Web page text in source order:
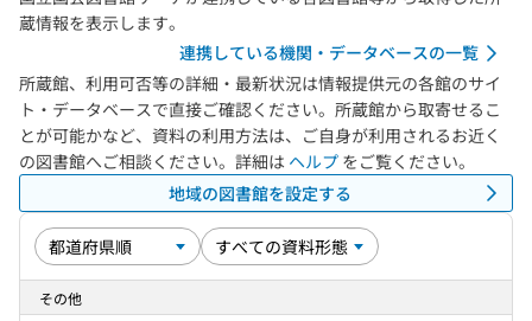
蔵情報を表示します。
連携している機関・データベースの一覧
所蔵館、利用可否等の詳細・最新状況は情報提供元の各館のサイ
ト・データベースで直接ご確認ください。所蔵館から取寄せるこ
とが可能かなど、資料の利用方法は、ご自身が利用されるお近く
の図書館へご相談ください。詳細は ヘルプ をご覧ください。
地域の図書館を設定する
その他